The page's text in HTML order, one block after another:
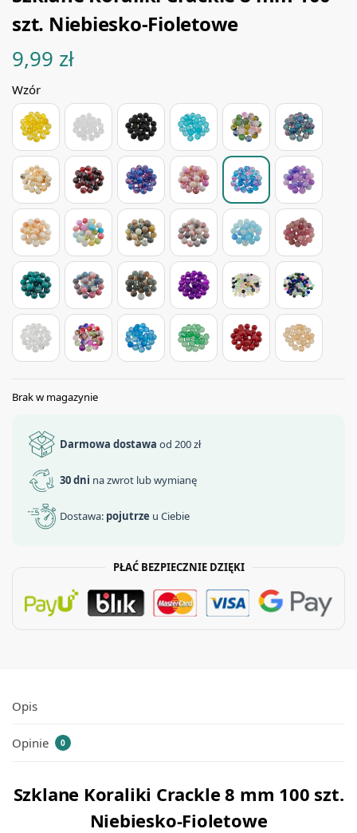
szt. Niebiesko-Fioletowe
9,99 zł
Wzór
Brak w magazynie
Darmowa dostawa od 200 zł
30 dni na zwrot lub wymianę
Dostawa: pojutrze u Ciebie
PŁAĆ BEZPIECZNIE DZIĘKI
Opis
Opinie 0
Szklane Koraliki Crackle 8 mm 100 szt.
Niebiesko-Fioletowe